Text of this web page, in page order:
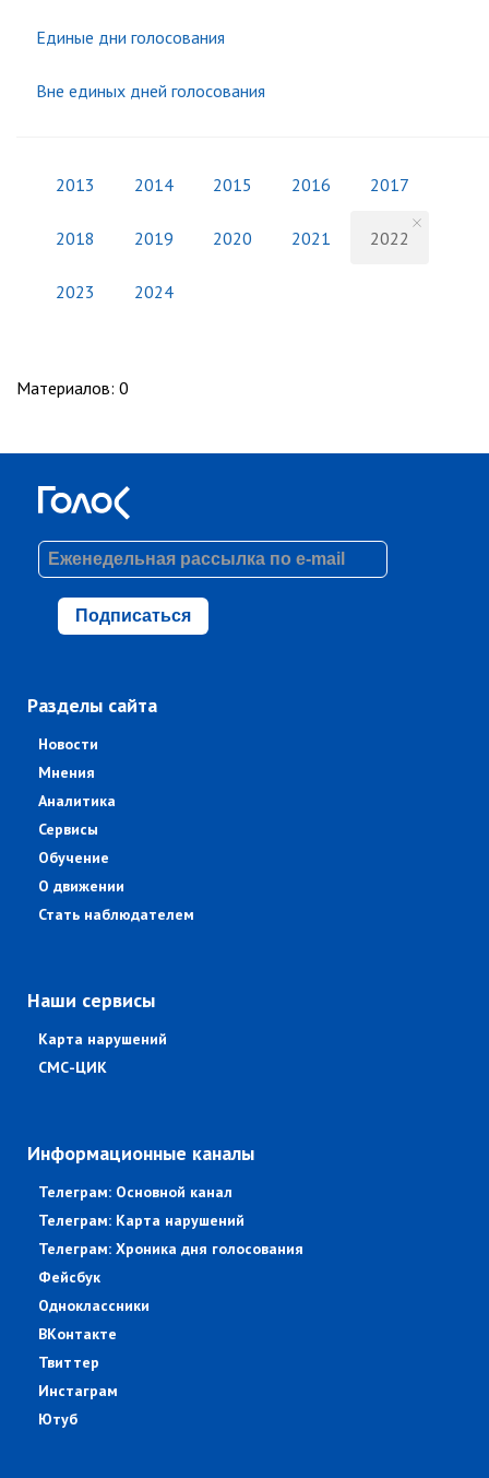
Единые дни голосования
Вне единых дней голосования
2013 2014 2015 2016 2017
2018 2019 2020 2021 2022
2023 2024
Материалов: 0
Подписаться
Разделы сайта
Новости
Мнения
Аналитика
Сервисы
Обучение
О движении
Стать наблюдателем
Наши сервисы
Карта нарушений
СМС-ЦИК
Информационные каналы
Телеграм: Основной канал
Телеграм: Карта нарушений
Телеграм: Хроника дня голосования
Фейсбук
Одноклассники
ВКонтакте
Твиттер
Инстаграм
Ютуб